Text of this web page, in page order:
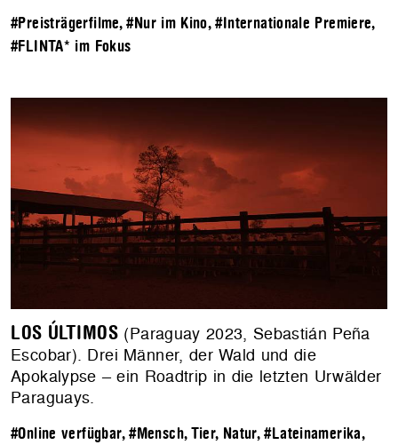
#Preisträgerfilme,#Nur im Kino,#Internationale Premiere,
#FLINTA* im Fokus
LOS ÚLTIMOS (Paraguay 2023, Sebastián Peña
Escobar). Drei Männer, der Wald und die
Apokalypse – ein Roadtrip in die letzten Urwälder
Paraguays.
#Online verfügbar,#Mensch, Tier, Natur,#Lateinamerika,